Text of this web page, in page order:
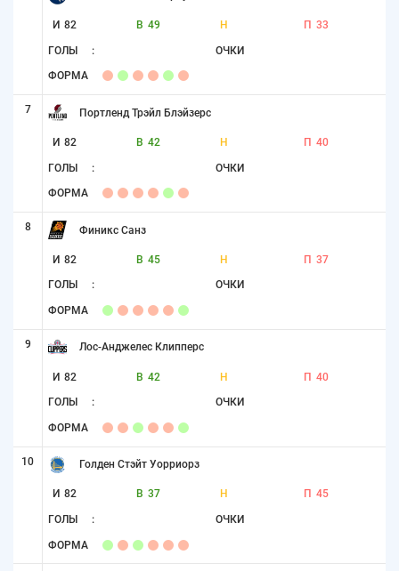
И 82 В 49 Н П 33
ГОЛЫ : ОЧКИ
ФОРМА
7 Портленд Трэйл Блэйзерс
И 82 В 42 Н П 40
ГОЛЫ : ОЧКИ
ФОРМА
8 Финикс Санз
И 82 В 45 Н П 37
ГОЛЫ : ОЧКИ
ФОРМА
9 Лос-Анджелес Клипперс
И 82 В 42 Н П 40
ГОЛЫ : ОЧКИ
ФОРМА
10 Голден Стэйт Уорриорз
И 82 В 37 Н П 45
ГОЛЫ : ОЧКИ
ФОРМА